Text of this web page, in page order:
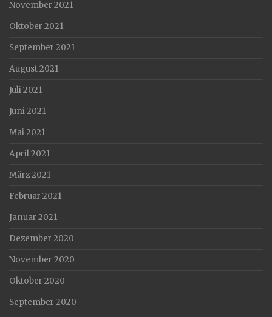
November 2021
Oktober 2021
September 2021
August 2021
Juli 2021
Juni 2021
Mai 2021
April 2021
März 2021
Februar 2021
Januar 2021
Dezember 2020
November 2020
Oktober 2020
September 2020